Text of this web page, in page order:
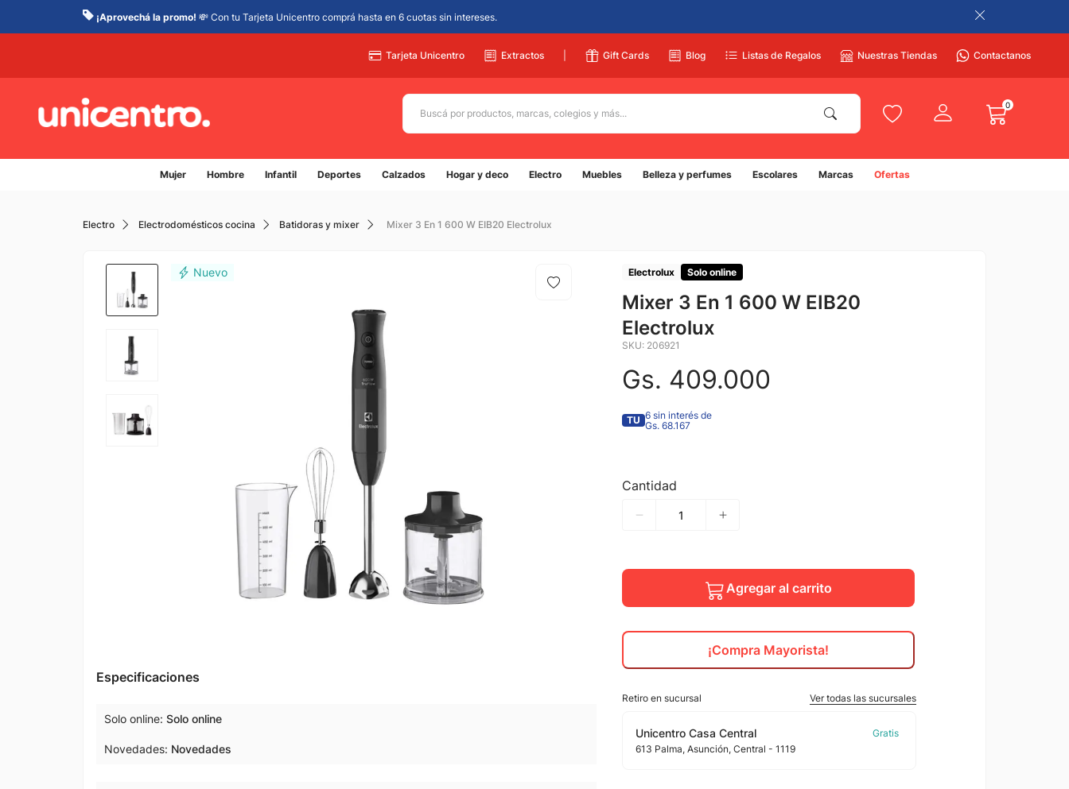
¡Aprovechá la promo! 💸 Con tu Tarjeta Unicentro comprá hasta en 6 cuotas sin intereses.
Tarjeta Unicentro Extractos Gift Cards Blog Listas de Regalos Nuestras Tiendas Contactanos
Buscá por productos, marcas, colegios y más... 0
Mujer Hombre Infantil Deportes Calzados Hogar y deco Electro Muebles Belleza y perfumes Escolares Marcas Ofertas
Electro Electrodomésticos cocina Batidoras y mixer Mixer 3 En 1 600 W EIB20 Electrolux
Especificaciones
Solo online Solo online
Novedades Novedades
Electrolux Solo online
Mixer 3 En 1 600 W EIB20
Electrolux
SKU: 206921
Gs. 409.000
TU 6 sin interés de
Gs. 68.167
Cantidad
Agregar al carrito
¡Compra Mayorista!
Retiro en sucursal Ver todas las sucursales
Unicentro Casa Central
613 Palma, Asunción, Central - 1119
Términos más buscados